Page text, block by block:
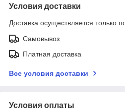
Условия доставки
Доставка осуществляется только
Самовывоз
Платная доставка
Все условия доставки
Условия оплаты